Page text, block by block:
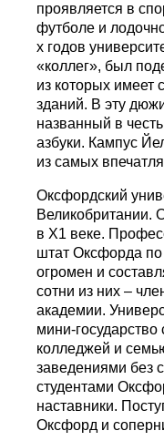
проявляется в
футболе и
х годов
«коллег», был
из которых имеет
зданий. В эту
названный в
азбуки. Кампус
из самых
Оксфордский
Великобритании.
в Х1 веке.
штат Оксфорда по
огромен и
сотни из них –
академии.
мини-
колледжей и
заведениями без
студентами
наставники.
Оксфорд и